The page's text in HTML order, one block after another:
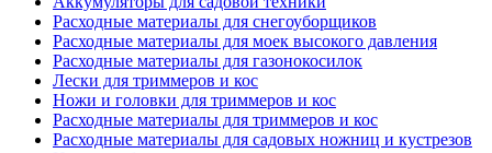
Расходные материалы для снегоуборщиков
Расходные материалы для моек высокого давления
Расходные материалы для газонокосилок
Лески для триммеров и кос
Ножи и головки для триммеров и кос
Расходные материалы для триммеров и кос
Расходные материалы для садовых ножниц и кустрезов